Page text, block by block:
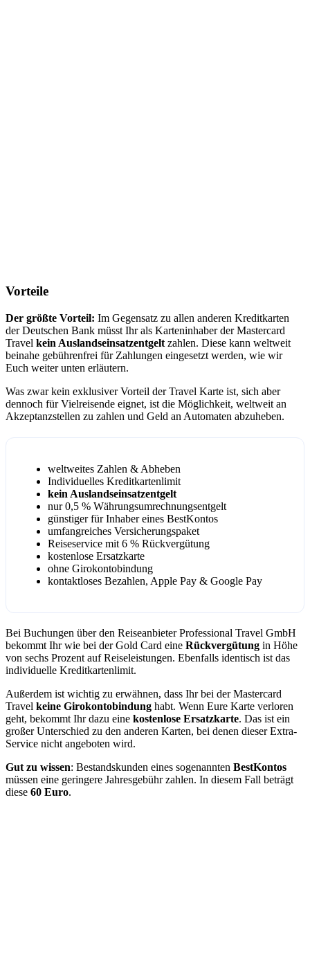
Vorteile
Der größte Vorteil: Im Gegensatz zu allen anderen Kreditkarten
der Deutschen Bank müsst Ihr als Karteninhaber der Mastercard
Travel kein Auslandseinsatzentgelt zahlen. Diese kann weltweit
beinahe gebührenfrei für Zahlungen eingesetzt werden, wie wir
Euch weiter unten erläutern.
Was zwar kein exklusiver Vorteil der Travel Karte ist, sich aber
dennoch für Vielreisende eignet, ist die Möglichkeit, weltweit an
Akzeptanzstellen zu zahlen und Geld an Automaten abzuheben.
weltweites Zahlen & Abheben
Individuelles Kreditkartenlimit
kein Auslandseinsatzentgelt
nur 0,5 % Währungsumrechnungsentgelt
günstiger für Inhaber eines BestKontos
umfangreiches Versicherungspaket
Reiseservice mit 6 % Rückvergütung
kostenlose Ersatzkarte
ohne Girokontobindung
kontaktloses Bezahlen, Apple Pay & Google Pay
Bei Buchungen über den Reiseanbieter Professional Travel GmbH
bekommt Ihr wie bei der Gold Card eine Rückvergütung in Höhe
von sechs Prozent auf Reiseleistungen. Ebenfalls identisch ist das
individuelle Kreditkartenlimit.
Außerdem ist wichtig zu erwähnen, dass Ihr bei der Mastercard
Travel keine Girokontobindung habt. Wenn Eure Karte verloren
geht, bekommt Ihr dazu eine kostenlose Ersatzkarte. Das ist ein
großer Unterschied zu den anderen Karten, bei denen dieser Extra-
Service nicht angeboten wird.
Gut zu wissen: Bestandskunden eines sogenannten BestKontos
müssen eine geringere Jahresgebühr zahlen. In diesem Fall beträgt
diese 60 Euro.